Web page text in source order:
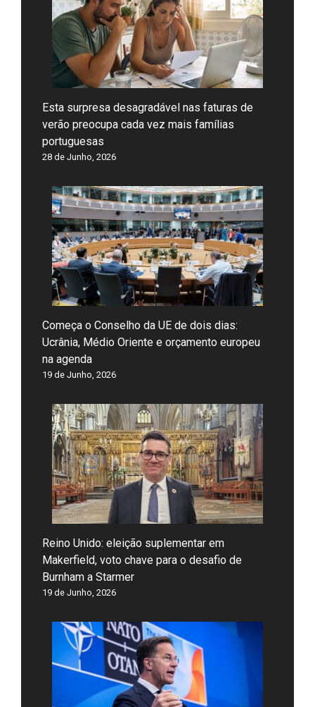
Esta surpresa desagradável nas faturas de
verão preocupa cada vez mais famílias
portuguesas
28 de Junho, 2026
Começa o Conselho da UE de dois dias:
Ucrânia, Médio Oriente e orçamento europeu
na agenda
19 de Junho, 2026
Reino Unido: eleição suplementar em
Makerfield, voto chave para o desafio de
Burnham a Starmer
19 de Junho, 2026